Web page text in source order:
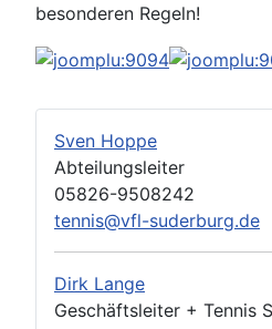
Sven Hoppe
Abteilungsleiter
05826-9508242
tennis@vfl-suderburg.de
Dirk Lange
Geschäftsleiter + Tennis
besonderen Regeln!